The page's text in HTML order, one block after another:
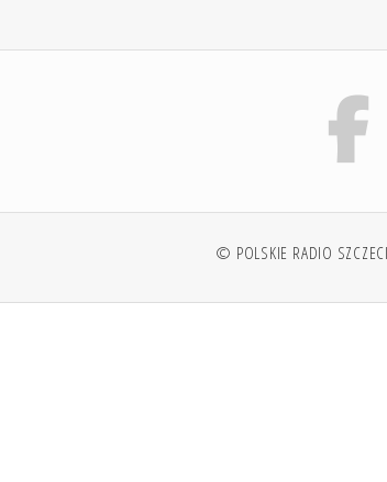
© POLSKIE RADIO